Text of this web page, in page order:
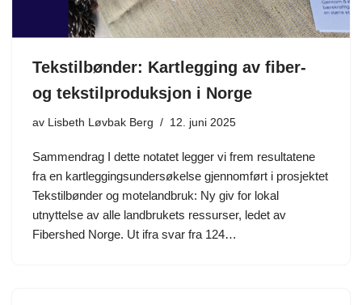
Tekstilbønder: Kartlegging av fiber-
og tekstilproduksjon i Norge
av Lisbeth Løvbak Berg 12. juni 2025
Sammendrag I dette notatet legger vi frem resultatene
fra en kartleggingsundersøkelse gjennomført i prosjektet
Tekstilbønder og motelandbruk: Ny giv for lokal
utnyttelse av alle landbrukets ressurser, ledet av
Fibershed Norge. Ut ifra svar fra 124…